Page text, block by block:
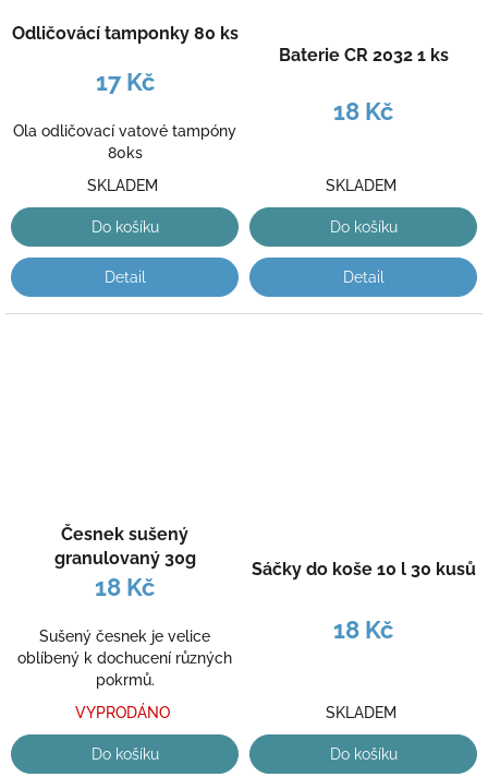
Odličovácí tamponky 80 ks
17 Kč
Ola odličovací vatové tampóny
80ks
SKLADEM
Do košíku
Detail
Baterie CR 2032 1 ks
18 Kč
SKLADEM
Do košíku
Detail
Česnek sušený
granulovaný 30g
18 Kč
Sušený česnek je velice
oblíbený k dochucení různých
pokrmů.
VYPRODÁNO
Do košíku
Sáčky do koše 10 l 30 kusů
18 Kč
SKLADEM
Do košíku